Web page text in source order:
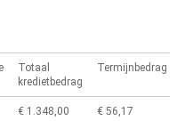
Totaal
kredietbedrag
Termijnbedrag
€ 1.348,00 € 56,17